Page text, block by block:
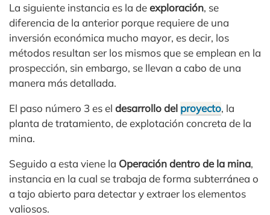
La siguiente instancia es la deexploración, se
diferencia de la anterior porque requiere de una
inversión económica mucho mayor, es decir, los
métodos resultan ser los mismos que se emplean en la
prospección, sin embargo, se llevan a cabo de una
manera más detallada.
El paso número 3 es el desarrollo del proyecto, la
planta de tratamiento, de explotación concreta de la
mina.
Seguido a esta viene la Operación dentro de la mina,
instancia en la cual se trabaja de forma subterránea o
a tajo abierto para detectar y extraer los elementos
valiosos.